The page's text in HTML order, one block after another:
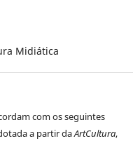
Midiática
com os seguintes
a partir daArtCultura,